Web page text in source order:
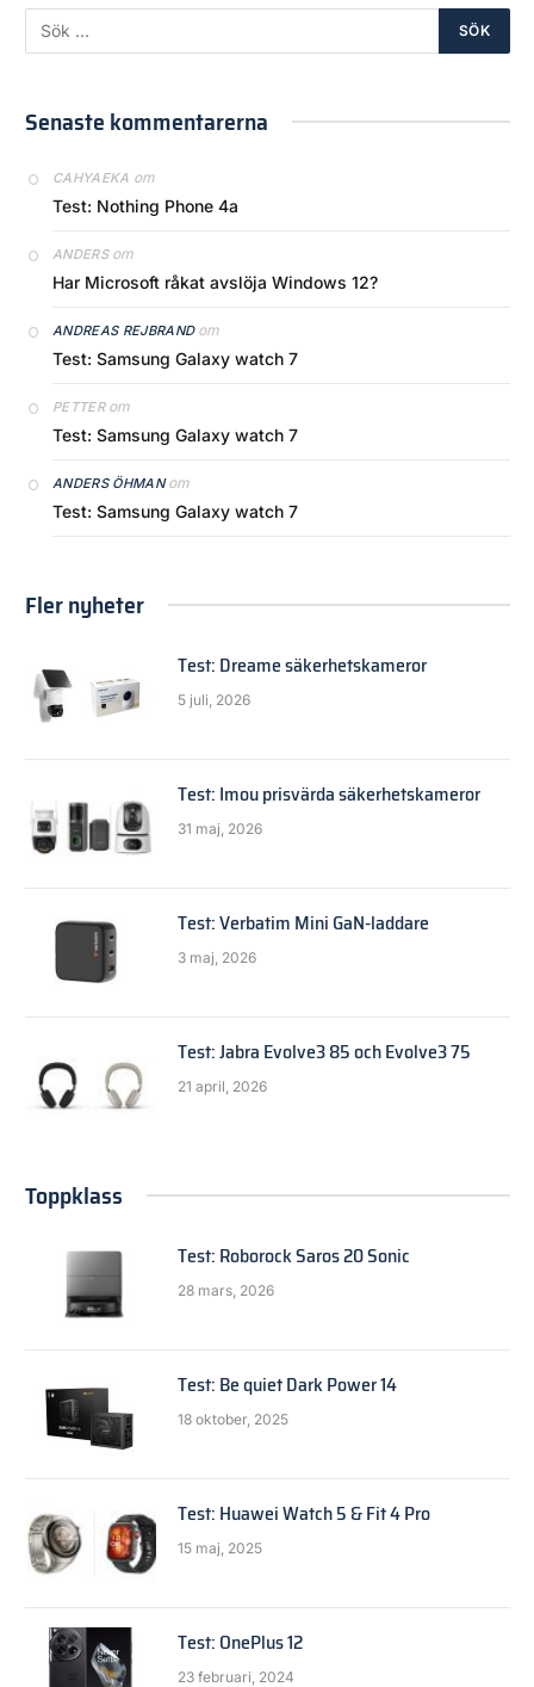
Senaste kommentarerna
CAHYAEKA om
Test: Nothing Phone 4a
ANDERSom
Har Microsoft råkat avslöja Windows 12?
ANDREAS REJBRANDom
Test: Samsung Galaxy watch 7
PETTERom
Test: Samsung Galaxy watch 7
ANDERS ÖHMANom
Test: Samsung Galaxy watch 7
Fler nyheter
Test: Dreame säkerhetskameror
5 juli, 2026
Test: Imou prisvärda säkerhetskameror
31 maj, 2026
Test: Verbatim Mini GaN-laddare
3 maj, 2026
Test: Jabra Evolve3 85 och Evolve3 75
21 april, 2026
Toppklass
Test: Roborock Saros 20 Sonic
28 mars, 2026
Test: Be quiet Dark Power 14
18 oktober, 2025
Test: Huawei Watch 5 & Fit 4 Pro
15 maj, 2025
Test: OnePlus 12
23 februari, 2024